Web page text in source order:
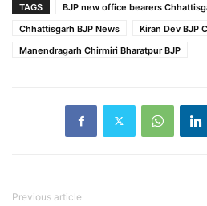
TAGS BJP new office bearers
Chhattisgarh BJP News
Kiran Dev BJP
Manendragarh Chirmiri Bharatpur BJP
Previous article